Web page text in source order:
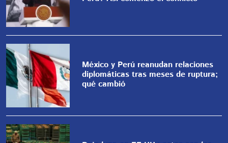
México y Perú reanudan relaciones
diplomáticas tras meses de ruptura;
qué cambió